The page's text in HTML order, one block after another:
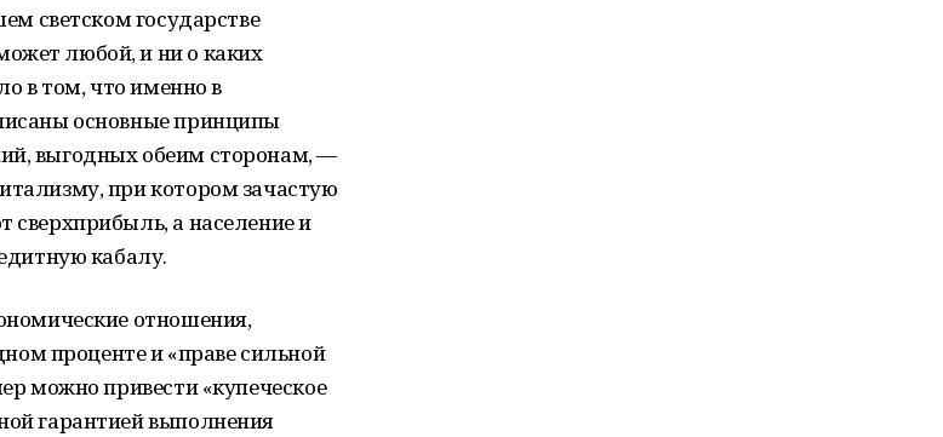
светском государстве
любой, и ни о каких
в том, что именно в
основные принципы
выгодных обеим сторонам, —
при котором зачастую
сверхприбыль, а население и
кабалу.
отношения,
проценте и «праве сильной
можно привести «купеческое
гарантией выполнения